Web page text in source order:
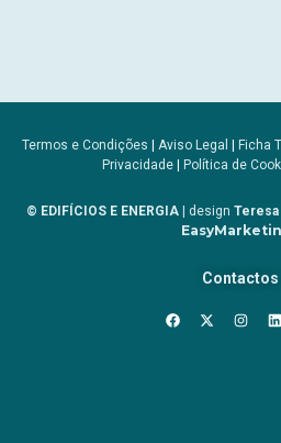
Termos e Condições | Aviso Legal | Ficha
Privacidade| Política de
© EDIFÍCIOS E ENERGIA | design
Contactos